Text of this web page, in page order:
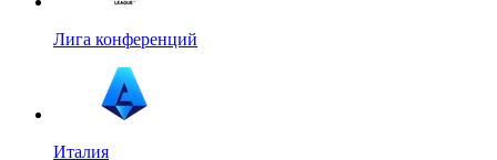
Лига конференций
Италия